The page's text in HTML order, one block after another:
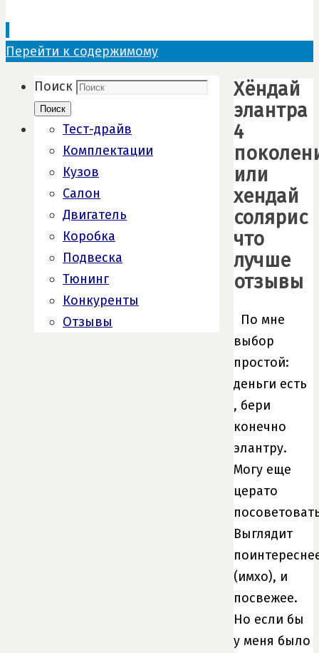
Перейти к содержимому
Хёндай
элантра
4
или
хендай
солярис
что
лучше
отзывы
По мне
выбор
простой:
деньги есть
, бери
конечно
элантру.
Могу еще
церато
Выглядит
(имхо), и
посвежее.
Но если бы
у меня было
Поиск
Поиск
Тест-драйв
Комплектации
Кузов
Салон
Двигатель
Коробка
Подвеска
Тюнинг
Конкуренты
Отзывы